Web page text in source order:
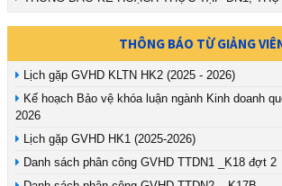
THÔNG BÁO TỪ GIẢNG
Lịch gặp GVHD KLTN HK2 (2025 - 2026)
Kế hoạch Bảo vệ khóa luận ngành Kinh doanh
2026
Lịch gặp GVHD HK1 (2025-2026)
Danh sách phân công GVHD TTDN1 _K18 đợt 2